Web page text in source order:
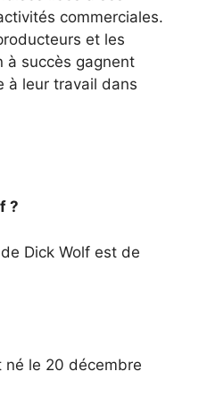
commerciales.
et les
à succès gagnent
à leur travail dans
?
Dick Wolf est de
né le 20 décembre